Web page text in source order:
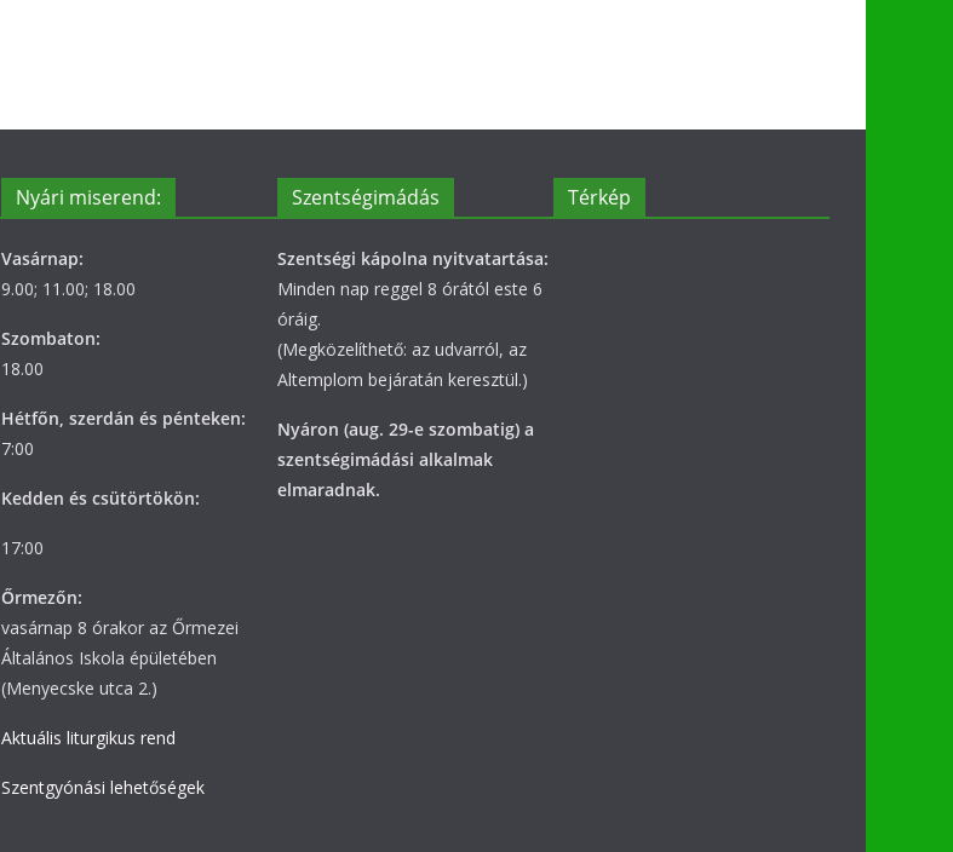
Nyári miserend:
Vasárnap:
9.00; 11.00; 18.00
Szombaton:
18.00
Hétfőn, szerdán és pénteken:
7:00
Kedden és csütörtökön:
17:00
Őrmezőn:
vasárnap 8 órakor az Őrmezei
Általános Iskola épületében
(Menyecske utca 2.)
Aktuális liturgikus rend
Szentgyónási lehetőségek
Szentségimádás
Szentségi kápolna nyitvatartása:
Minden nap reggel 8 órától este 6
óráig.
(Megközelíthető: az udvarról, az
Altemplom bejáratán keresztül.)
Nyáron (aug. 29-e szombatig) a
szentségimádási alkalmak
elmaradnak.
Térkép